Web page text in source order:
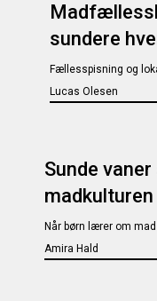
sundere
Fællesspisning og
Lucas Olesen
Sunde
Når børn lærer om
Amira Hald